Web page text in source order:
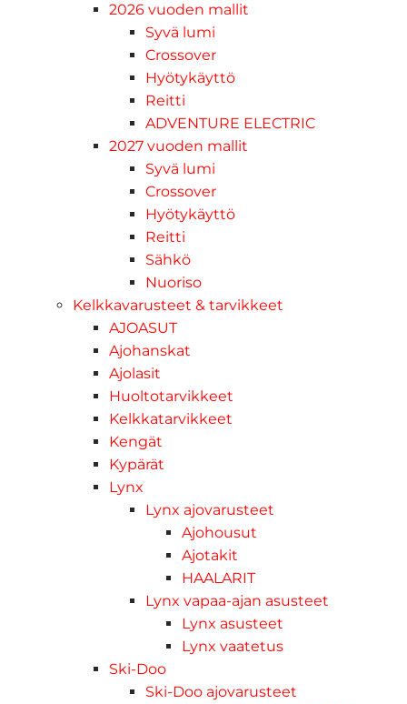
2026 vuoden mallit
Syvä lumi
Crossover
Hyötykäyttö
Reitti
ADVENTURE ELECTRIC
2027 vuoden mallit
Syvä lumi
Crossover
Hyötykäyttö
Reitti
Sähkö
Nuoriso
Kelkkavarusteet & tarvikkeet
AJOASUT
Ajohanskat
Ajolasit
Huoltotarvikkeet
Kelkkatarvikkeet
Kengät
Kypärät
Lynx
Lynx ajovarusteet
Ajohousut
Ajotakit
HAALARIT
Lynx vapaa-ajan asusteet
Lynx asusteet
Lynx vaatetus
Ski-Doo
Ski-Doo ajovarusteet